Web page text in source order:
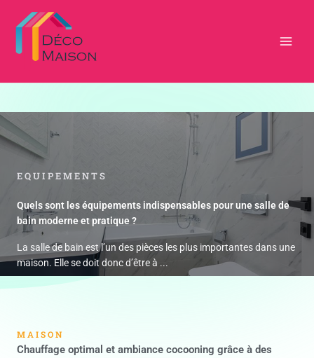
EQUIPEMENTS
Quels sont les équipements indispensables pour une salle de
bain moderne et pratique ?
La salle de bain est l’un des pièces les plus importantes dans une
maison. Elle se doit donc d’être à ...
MAISON
Chauffage optimal et ambiance cocooning grâce à des